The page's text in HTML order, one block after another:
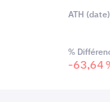
ATH (date)
%
-63,64